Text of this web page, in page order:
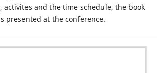
activites and the time schedule, the book
presented at the conference.